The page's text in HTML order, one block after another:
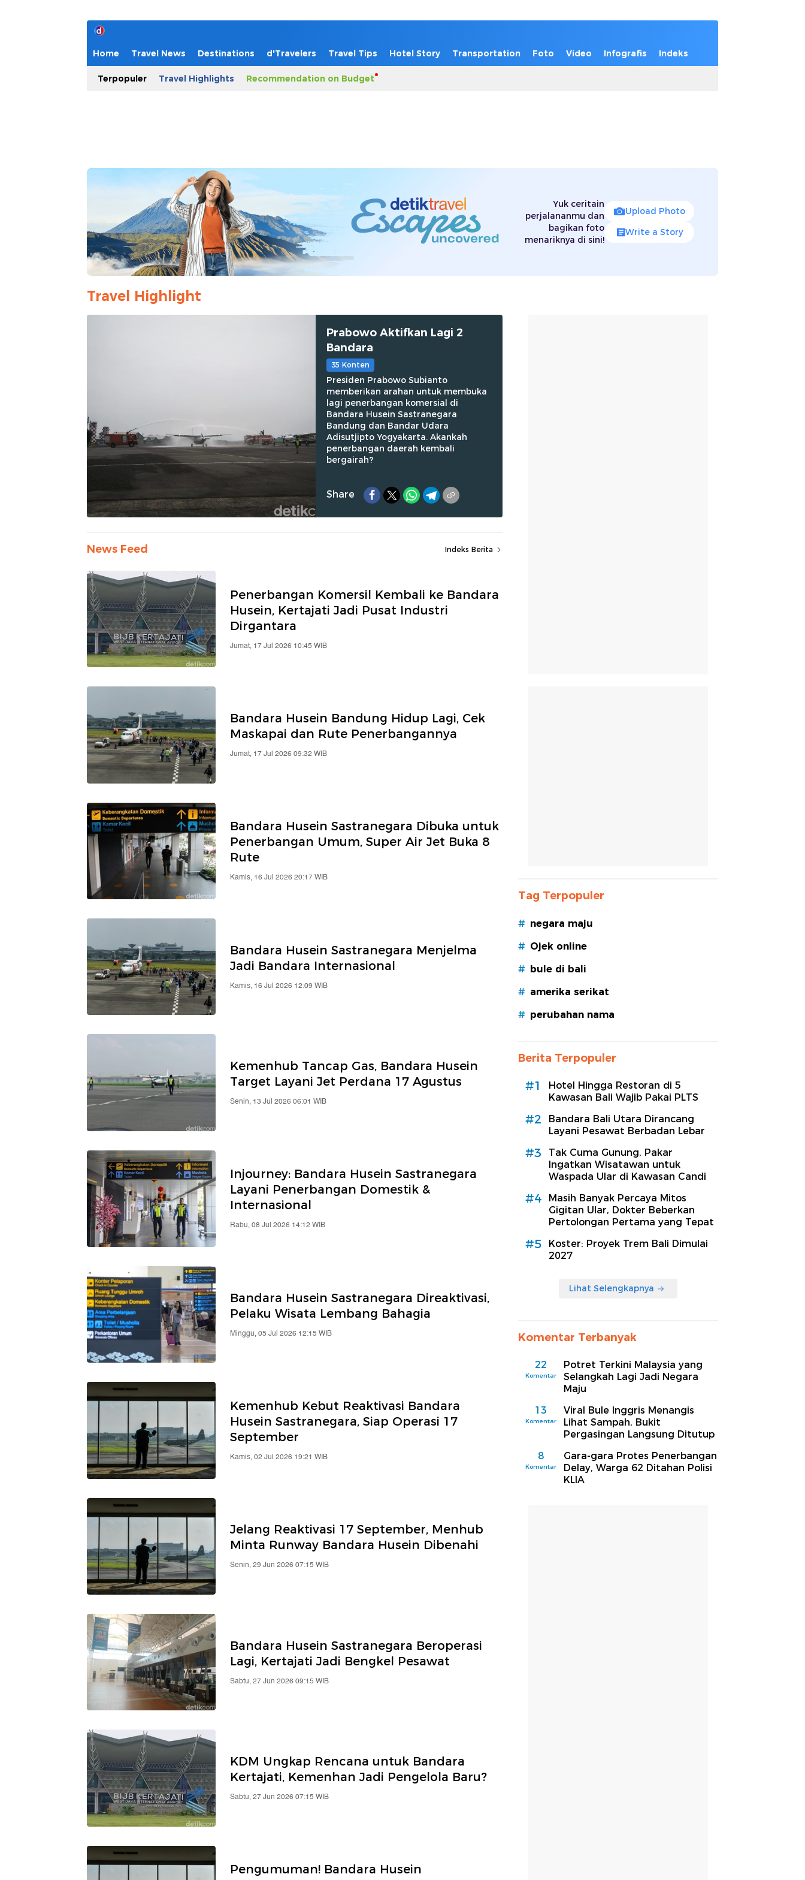
Home Travel News Destinations d'Travelers Travel Tips Hotel Story Transportation Foto Video Infografis Indeks
Terpopuler Travel Highlights Recommendation on Budget
Yuk ceritain
perjalananmu dan
bagikan foto
menariknya di sini!
Upload Photo
Write a Story
Travel Highlight
Prabowo Aktifkan Lagi 2
Bandara
35 Konten
Presiden Prabowo Subianto
memberikan arahan untuk membuka
lagi penerbangan komersial di
Bandara Husein Sastranegara
Bandung dan Bandar Udara
Adisutjipto Yogyakarta. Akankah
penerbangan daerah kembali
bergairah?
Share
News Feed Indeks Berita
Penerbangan Komersil Kembali ke Bandara
Husein, Kertajati Jadi Pusat Industri
Dirgantara
Jumat, 17 Jul 2026 10:45 WIB
Bandara Husein Bandung Hidup Lagi, Cek
Maskapai dan Rute Penerbangannya
Jumat, 17 Jul 2026 09:32 WIB
Bandara Husein Sastranegara Dibuka untuk
Penerbangan Umum, Super Air Jet Buka 8
Rute
Kamis, 16 Jul 2026 20:17 WIB
Bandara Husein Sastranegara Menjelma
Jadi Bandara Internasional
Kamis, 16 Jul 2026 12:09 WIB
Kemenhub Tancap Gas, Bandara Husein
Target Layani Jet Perdana 17 Agustus
Senin, 13 Jul 2026 06:01 WIB
Injourney: Bandara Husein Sastranegara
Layani Penerbangan Domestik &
Internasional
Rabu, 08 Jul 2026 14:12 WIB
Bandara Husein Sastranegara Direaktivasi,
Pelaku Wisata Lembang Bahagia
Minggu, 05 Jul 2026 12:15 WIB
Kemenhub Kebut Reaktivasi Bandara
Husein Sastranegara, Siap Operasi 17
September
Kamis, 02 Jul 2026 19:21 WIB
Jelang Reaktivasi 17 September, Menhub
Minta Runway Bandara Husein Dibenahi
Senin, 29 Jun 2026 07:15 WIB
Bandara Husein Sastranegara Beroperasi
Lagi, Kertajati Jadi Bengkel Pesawat
Sabtu, 27 Jun 2026 09:15 WIB
KDM Ungkap Rencana untuk Bandara
Kertajati, Kemenhan Jadi Pengelola Baru?
Sabtu, 27 Jun 2026 07:15 WIB
Pengumuman! Bandara Husein
Tag Terpopuler
# negara maju
# Ojek online
# bule di bali
# amerika serikat
# perubahan nama
Berita Terpopuler
#1
Hotel Hingga Restoran di 5
Kawasan Bali Wajib Pakai PLTS
#2
Bandara Bali Utara Dirancang
Layani Pesawat Berbadan Lebar
#3
Tak Cuma Gunung, Pakar
Ingatkan Wisatawan untuk
Waspada Ular di Kawasan Candi
#4
Masih Banyak Percaya Mitos
Gigitan Ular, Dokter Beberkan
Pertolongan Pertama yang Tepat
#5
Koster: Proyek Trem Bali Dimulai
2027
Lihat Selengkapnya
Komentar Terbanyak
22
Komentar
Potret Terkini Malaysia yang
Selangkah Lagi Jadi Negara
Maju
13
Komentar
Viral Bule Inggris Menangis
Lihat Sampah, Bukit
Pergasingan Langsung Ditutup
8
Komentar
Gara-gara Protes Penerbangan
Delay, Warga 62 Ditahan Polisi
KLIA